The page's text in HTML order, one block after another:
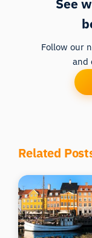
See
Follow our
and
Related